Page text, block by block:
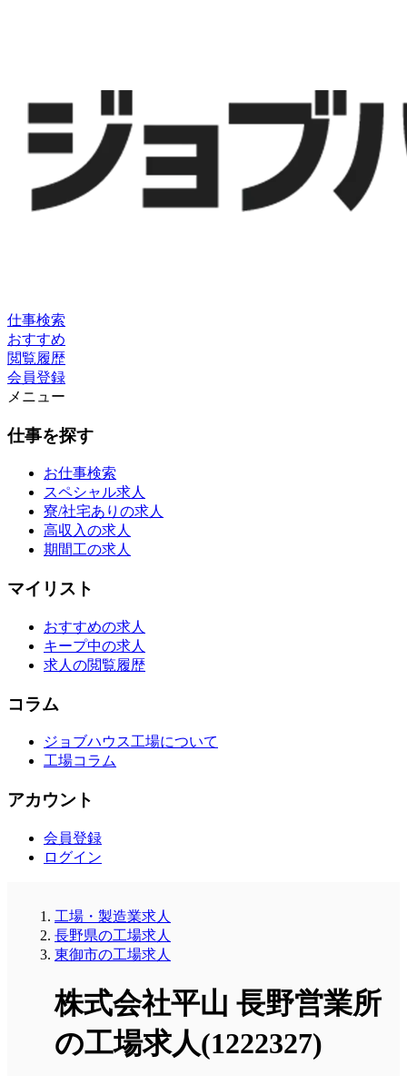
仕事検索
おすすめ
閲覧履歴
会員登録
メニュー
仕事を探す
お仕事検索
スペシャル求人
寮/社宅ありの求人
高収入の求人
期間工の求人
マイリスト
おすすめの求人
キープ中の求人
求人の閲覧履歴
コラム
ジョブハウス工場について
工場コラム
アカウント
会員登録
ログイン
工場・製造業求人
長野県の工場求人
東御市の工場求人
株式会社平山 長野営業所
の工場求人(1222327)